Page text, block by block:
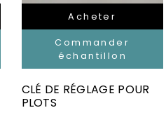
Acheter
Commander
échantillon
CLÉ DE RÉGLAGE POUR
PLOTS